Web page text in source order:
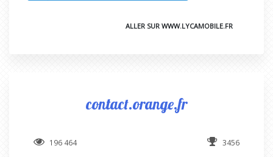
ALLER SUR WWW.LYCAMOBILE.FR
contact.orange.fr
196 464 3456